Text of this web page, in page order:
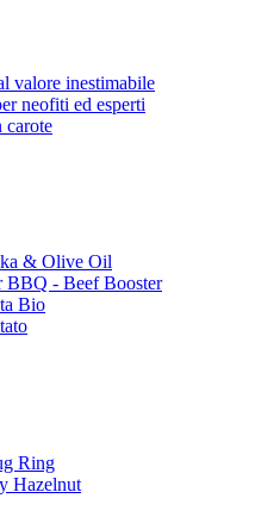
valore inestimabile
neofiti ed esperti
carote
& Olive Oil
BBQ - Beef Booster
Bio
Ring
Hazelnut